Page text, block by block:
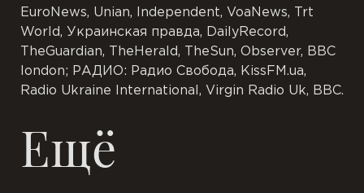
EuroNews, Unian, Independent, VoaNews, Trt
World, Украинская правда, DailyRecord,
TheGuardian, TheHerald, TheSun, Observer, BBC
london; РАДИО: Радио Свобода, KissFM.ua,
Radio Ukraine International, Virgin Radio Uk, BBC.
Ещё